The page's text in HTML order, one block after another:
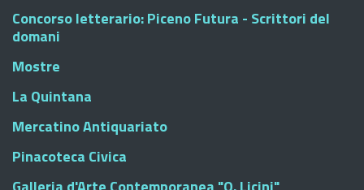
Concorso letterario: Piceno Futura - Scrittori del
domani
Mostre
La Quintana
Mercatino Antiquariato
Pinacoteca Civica